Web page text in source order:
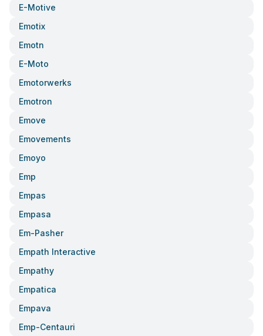
E-Motive
Emotix
Emotn
E-Moto
Emotorwerks
Emotron
Emove
Emovements
Emoyo
Emp
Empas
Empasa
Em-Pasher
Empath Interactive
Empathy
Empatica
Empava
Emp-Centauri